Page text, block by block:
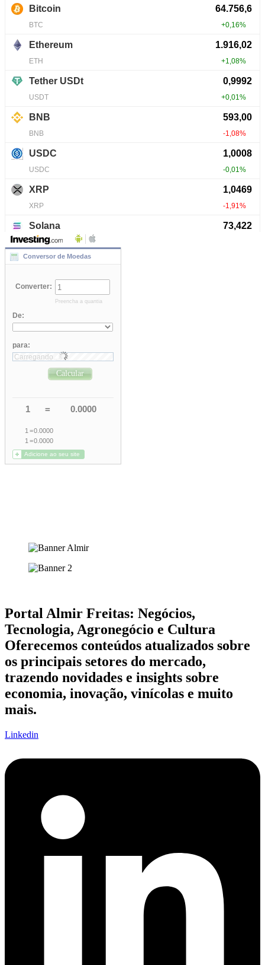
Portal Almir Freitas: Negócios,
Tecnologia, Agronegócio e Cultura
Oferecemos conteúdos atualizados sobre
os principais setores do mercado,
trazendo novidades e insights sobre
economia, inovação, vinícolas e muito
mais.
Linkedin